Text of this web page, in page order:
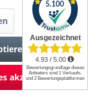
akzeptieren